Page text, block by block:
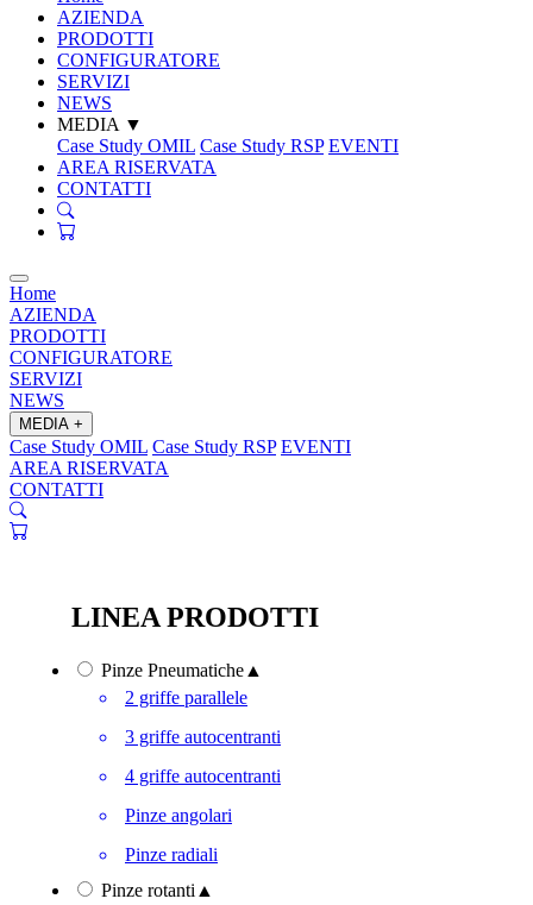
AZIENDA
PRODOTTI
CONFIGURATORE
SERVIZI
NEWS
MEDIA ▼
Case Study OMIL Case Study RSP EVENTI
AREA RISERVATA
CONTATTI
Home
AZIENDA
PRODOTTI
CONFIGURATORE
SERVIZI
NEWS
MEDIA +
Case Study OMIL Case Study RSP EVENTI
AREA RISERVATA
CONTATTI
LINEA PRODOTTI
Pinze Pneumatiche ▲
2 griffe parallele
3 griffe autocentranti
4 griffe autocentranti
Pinze angolari
Pinze radiali
Pinze rotanti ▲